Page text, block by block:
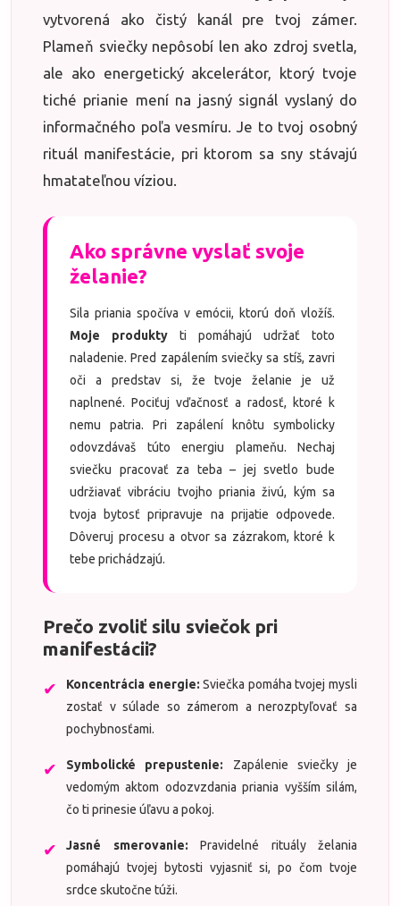
vytvorená ako čistý kanál pre tvoj zámer.
Plameň sviečky nepôsobí len ako zdroj svetla,
ale ako energetický akcelerátor, ktorý tvoje
tiché prianie mení na jasný signál vyslaný do
informačného poľa vesmíru. Je to tvoj osobný
rituál manifestácie, pri ktorom sa sny stávajú
hmatateľnou víziou.
Ako správne vyslať svoje
želanie?
Sila priania spočíva v emócii, ktorú doň vložíš.
Moje produkty ti pomáhajú udržať toto
naladenie. Pred zapálením sviečky sa stíš, zavri
oči a predstav si, že tvoje želanie je už
naplnené. Pociťuj vďačnosť a radosť, ktoré k
nemu patria. Pri zapálení knôtu symbolicky
odovzdávaš túto energiu plameňu. Nechaj
sviečku pracovať za teba – jej svetlo bude
udržiavať vibráciu tvojho priania živú, kým sa
tvoja bytosť pripravuje na prijatie odpovede.
Dôveruj procesu a otvor sa zázrakom, ktoré k
tebe prichádzajú.
Prečo zvoliť silu sviečok pri
manifestácii?
✔ Koncentrácia energie: Sviečka pomáha tvojej mysli
zostať v súlade so zámerom a nerozptyľovať sa
pochybnosťami.
✔ Symbolické prepustenie: Zapálenie sviečky je
vedomým aktom odozvzdania priania vyšším silám,
čo ti prinesie úľavu a pokoj.
✔ Jasné smerovanie: Pravidelné rituály želania
pomáhajú tvojej bytosti vyjasniť si, po čom tvoje
srdce skutočne túži.